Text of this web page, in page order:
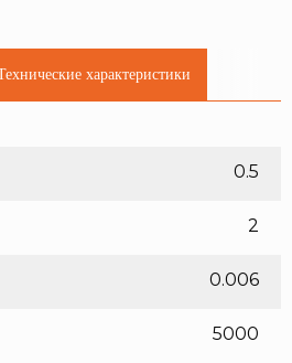
характеристики
0.5
2
0.006
5000